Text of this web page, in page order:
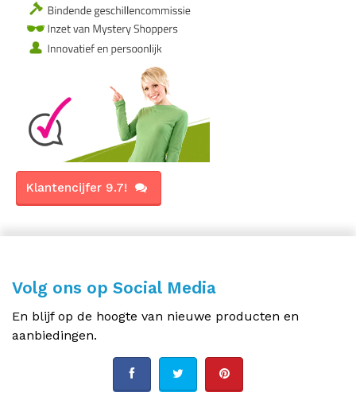
Klantencijfer 9.7!
Volg ons op Social Media
En blijf op de hoogte van nieuwe producten en
aanbiedingen.